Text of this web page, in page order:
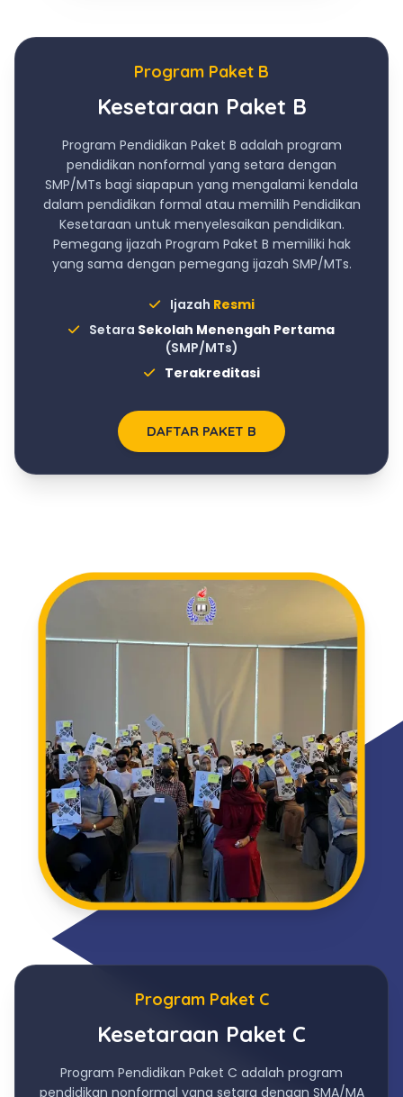
Program Paket B
Kesetaraan Paket B
Program Pendidikan Paket B adalah program
pendidikan nonformal yang setara dengan
SMP/MTs bagi siapapun yang mengalami kendala
dalam pendidikan formal atau memilih Pendidikan
Kesetaraan untuk menyelesaikan pendidikan.
Pemegang ijazah Program Paket B memiliki hak
yang sama dengan pemegang ijazah SMP/MTs.
Ijazah Resmi
Setara Sekolah Menengah Pertama
(SMP/MTs)
Terakreditasi
DAFTAR PAKET B
Program Paket C
Kesetaraan Paket C
Program Pendidikan Paket C adalah program
pendidikan nonformal yang setara dengan SMA/MA